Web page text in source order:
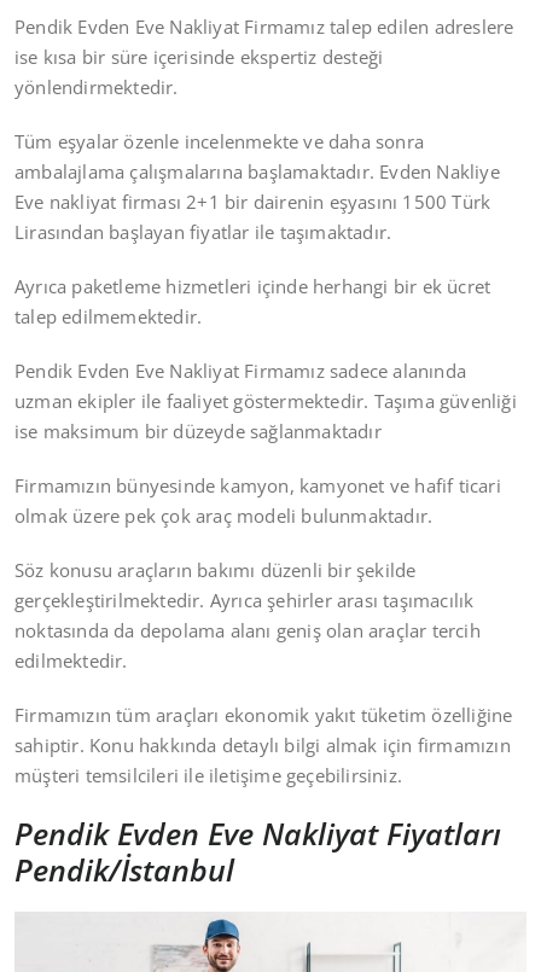
Pendik Evden Eve Nakliyat Firmamız talep edilen adreslere
ise kısa bir süre içerisinde ekspertiz desteği
yönlendirmektedir.
Tüm eşyalar özenle incelenmekte ve daha sonra
ambalajlama çalışmalarına başlamaktadır. Evden Nakliye
Eve nakliyat firması 2+1 bir dairenin eşyasını 1500 Türk
Lirasından başlayan fiyatlar ile taşımaktadır.
Ayrıca paketleme hizmetleri içinde herhangi bir ek ücret
talep edilmemektedir.
Pendik Evden Eve Nakliyat Firmamız sadece alanında
uzman ekipler ile faaliyet göstermektedir. Taşıma güvenliği
ise maksimum bir düzeyde sağlanmaktadır
Firmamızın bünyesinde kamyon, kamyonet ve hafif ticari
olmak üzere pek çok araç modeli bulunmaktadır.
Söz konusu araçların bakımı düzenli bir şekilde
gerçekleştirilmektedir. Ayrıca şehirler arası taşımacılık
noktasında da depolama alanı geniş olan araçlar tercih
edilmektedir.
Firmamızın tüm araçları ekonomik yakıt tüketim özelliğine
sahiptir. Konu hakkında detaylı bilgi almak için firmamızın
müşteri temsilcileri ile iletişime geçebilirsiniz.
Pendik Evden Eve Nakliyat Fiyatları
Pendik/İstanbul